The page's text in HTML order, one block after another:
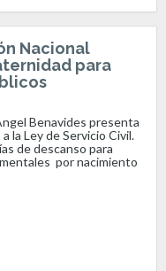
Nacional
para
Benavides presenta
la Ley de Servicio Civil.
de descanso para
por nacimiento